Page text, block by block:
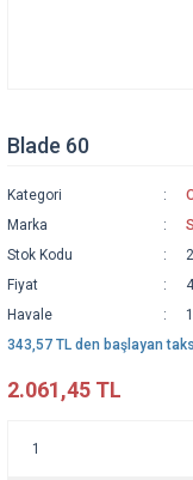
Blade 60
Kategori
Marka
Stok Kodu
Fiyat
Havale
343,57 TL den başlayan
2.061,45 TL